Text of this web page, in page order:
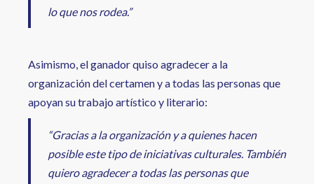
lo que nos rodea.”
Asimismo, el ganador quiso agradecer a la
organización del certamen y a todas las personas que
apoyan su trabajo artístico y literario:
“Gracias a la organización y a quienes hacen
posible este tipo de iniciativas culturales. También
quiero agradecer a todas las personas que